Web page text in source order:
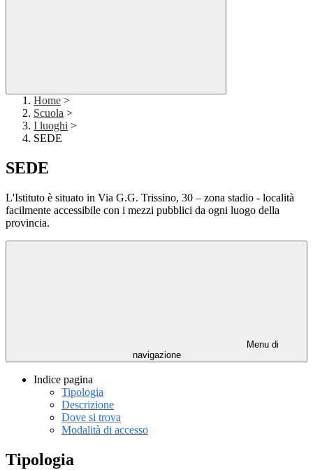
Home >
Scuola >
I luoghi >
SEDE
SEDE
L'Istituto è situato in Via G.G. Trissino, 30 – zona stadio - località
facilmente accessibile con i mezzi pubblici da ogni luogo della
provincia.
Menu di
navigazione
Indice pagina
Tipologia
Descrizione
Dove si trova
Modalità di accesso
Tipologia